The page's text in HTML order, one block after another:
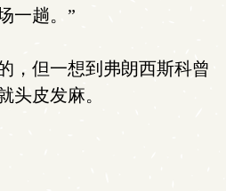
一趟。”
，但一想到弗朗西斯科曾
头皮发麻。